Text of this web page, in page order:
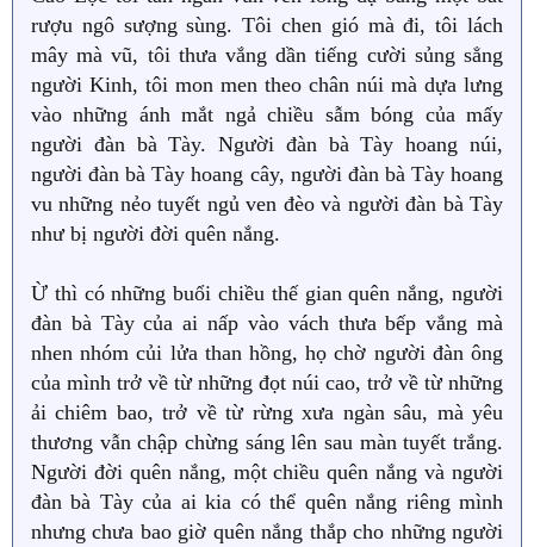
rượu ngô sượng sùng. Tôi chen gió mà đi, tôi lách
mây mà vũ, tôi thưa vắng dần tiếng cười sủng sẳng
người Kinh, tôi mon men theo chân núi mà dựa lưng
vào những ánh mắt ngả chiều sẫm bóng của mấy
người đàn bà Tày. Người đàn bà Tày hoang núi,
người đàn bà Tày hoang cây, người đàn bà Tày hoang
vu những nẻo tuyết ngủ ven đèo và người đàn bà Tày
như bị người đời quên nắng.
Ừ thì có những buổi chiều thế gian quên nắng, người
đàn bà Tày của ai nấp vào vách thưa bếp vắng mà
nhen nhóm củi lửa than hồng, họ chờ người đàn ông
của mình trở về từ những đọt núi cao, trở về từ những
ải chiêm bao, trở về từ rừng xưa ngàn sâu, mà yêu
thương vẫn chập chừng sáng lên sau màn tuyết trắng.
Người đời quên nắng, một chiều quên nắng và người
đàn bà Tày của ai kia có thể quên nắng riêng mình
nhưng chưa bao giờ quên nắng thắp cho những người